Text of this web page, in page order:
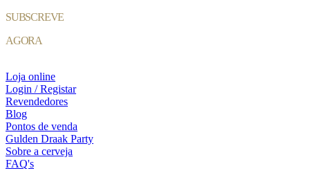
SUBSCREVE
AGORA
Loja online
Login / Registar
Revendedores
Blog
Pontos de venda
Gulden Draak Party
Sobre a cerveja
FAQ's